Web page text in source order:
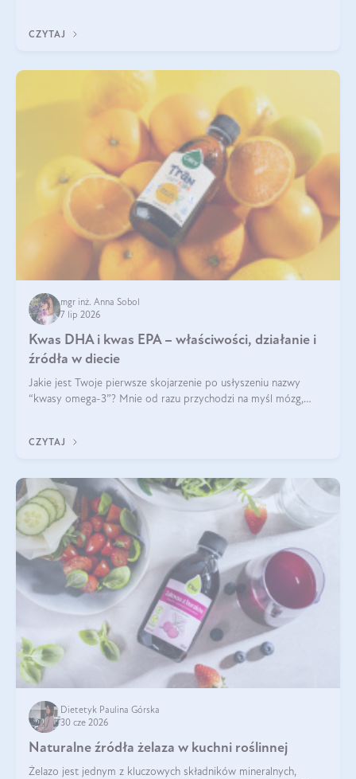
CZYTAJ
mgr inż. Anna Sobol
7 lip 2026
Kwas DHA i kwas EPA – właściwości, działanie i
źródła w diecie
Jakie jest Twoje pierwsze skojarzenie po usłyszeniu nazwy
“kwasy omega-3”? Mnie od razu przychodzi na myśl mózg,
EPA.
CZYTAJ
Dietetyk Paulina Górska
30 cze 2026
Naturalne źródła żelaza w kuchni roślinnej
Żelazo jest jednym z kluczowych składników mineralnych,